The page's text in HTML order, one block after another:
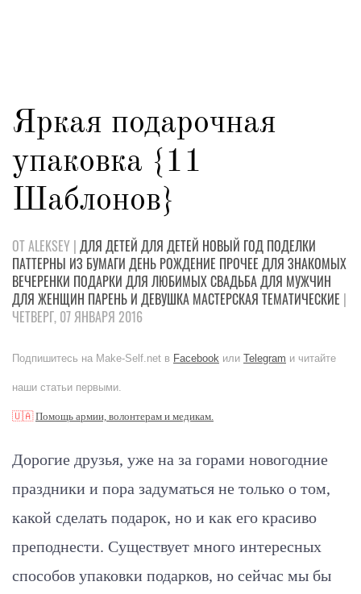
Яркая подарочная
упаковка {11
Шаблонов}
ОТ ALEKSEY | ДЛЯ ДЕТЕЙ ДЛЯ ДЕТЕЙ НОВЫЙ ГОД ПОДЕЛКИ
ПАТТЕРНЫ ИЗ БУМАГИ ДЕНЬ РОЖДЕНИЕ ПРОЧЕЕ ДЛЯ ЗНАКОМЫХ
ВЕЧЕРЕНКИ ПОДАРКИ ДЛЯ ЛЮБИМЫХСВАДЬБАДЛЯ МУЖЧИН
ДЛЯ ЖЕНЩИН ПАРЕНЬ И ДЕВУШКА МАСТЕРСКАЯ ТЕМАТИЧЕСКИЕ |
ЧЕТВЕРГ, 07 ЯНВАРЯ 2016
Подпишитесь на Make-Self.net в Facebook или Telegram и читайте
наши статьи первыми.
🇺🇦Помощь армии, волонтерам и медикам.
Дорогие друзья, уже на за горами новогодние
праздники и пора задуматься не только о том,
какой сделать подарок, но и как его красиво
преподнести. Существует много интересных
способов упаковки подарков, но сейчас мы бы